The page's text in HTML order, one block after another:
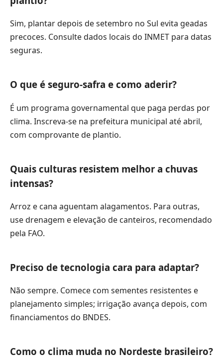
Sim, plantar depois de setembro no Sul evita geadas
precoces. Consulte dados locais do INMET para datas
seguras.
O que é seguro-safra e como aderir?
É um programa governamental que paga perdas por
clima. Inscreva-se na prefeitura municipal até abril,
com comprovante de plantio.
Quais culturas resistem melhor a chuvas
intensas?
Arroz e cana aguentam alagamentos. Para outras,
use drenagem e elevação de canteiros, recomendado
pela FAO.
Preciso de tecnologia cara para adaptar?
Não sempre. Comece com sementes resistentes e
planejamento simples; irrigação avança depois, com
financiamentos do BNDES.
Como o clima muda no Nordeste brasileiro?